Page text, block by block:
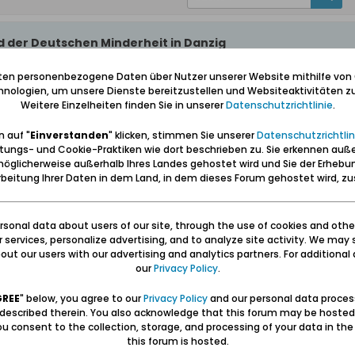
der Deutschen Minderheit in Danzig
Minderheit in Danzig
Anzug, graues Hemd, Krawatte, schwarz gewienerte Schuhe. Günter Grass ist
seiner Bilder eröffnen, sondern auch in verschiedenen Veranstaltungen sprechen.
kam bereits ein Weilchen vorher um alte Bekannte zu treffen. Und nun steht der Zeiger
ist es soweit. Günter Grass und seine Frau kommen. Im Schlepptau ein ganzes Gefolge
ja, ob die alten Leutchens dem Günter Grass wirklich gefährlich werden?
lächelnd. Braunes Cordsakko, blaues Hemd, der Kragen leger geöffnet. Nach
mit dem Danziger Club, einer Frauengruppe sowie einem Senioren- und einem
seit Kriegsende wieder in Danzig gewesen. Er interessiert sich für die Minderheit,
gebe. Ich vermeine einen leichten Stoßseufzer zu hören als ihm geantwortet
eben viele nach Deutschland ausgereist. Eine Begleiterin von Grass fragt, warum denn
hätten auch hier bleiben müssen, man habe sich mit Polen angefreundet, habe polnische
Jugendzeit, als er vom Labesweg, wo er wohnte, über den Brunshöfer Weg zum
personenbezogene Daten über Nutzer unserer Website mithilfe von
um unsere Dienste bereitzustellen und Websiteaktivitäten
Weitere Einzelheiten finden Sie in unsererDatenschutzrichtlinie.
auf "Einverstanden" klicken, stimmen Sie unserer
und Cookie-Praktiken wie dort beschrieben zu. Sie erkennen
außerhalb Ihres Landes gehostet wird und Sie der
Ihrer Daten in dem Land, in dem dieses Forum gehostet wird,
data about users of our site, through the use of cookies and
services, personalize advertising, and to analyze site activity. We may
our users with our advertising and analytics partners. For additional
ourPrivacy Policy.
" below, you agree to ourPrivacy Policyand our personal data
therein. You also acknowledge that this forum may be
consent to the collection, storage, and processing of your data in
this forum is hosted.